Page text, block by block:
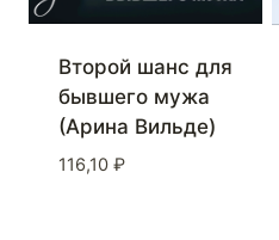
Второй шанс для
бывшего мужа
(Арина Вильде)
116,10 ₽